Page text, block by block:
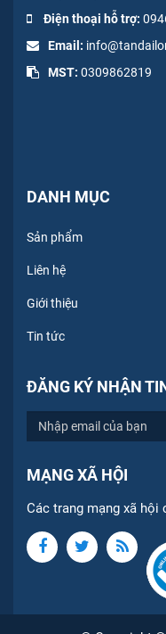
Điện thoại hỗ trợ:
Email:
MST: 0309862819
DANH MỤC
Sản phẩm
Liên hệ
Giới thiệu
Tin tức
ĐĂNG KÝ NHẬN
MẠNG XÃ HỘI
Các trang mạng xã hội